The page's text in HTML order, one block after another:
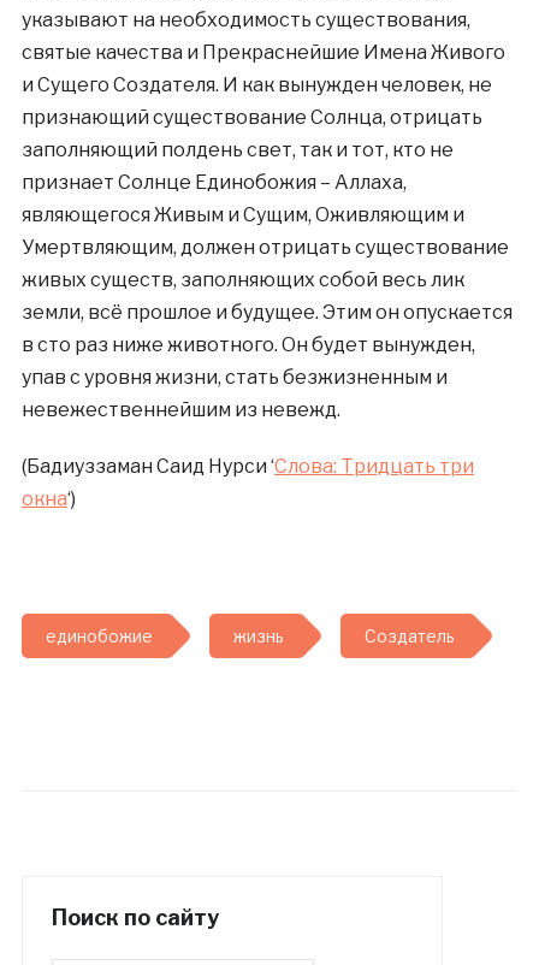
указывают на необходимость существования,
святые качества и Прекраснейшие Имена Живого
и Сущего Создателя. И как вынужден человек, не
признающий существование Солнца, отрицать
заполняющий полдень свет, так и тот, кто не
признает Солнце Единобожия – Аллаха,
являющегося Живым и Сущим, Оживляющим и
Умертвляющим, должен отрицать существование
живых существ, заполняющих собой весь лик
земли, всё прошлое и будущее. Этим он опускается
в сто раз ниже животного. Он будет вынужден,
упав с уровня жизни, стать безжизненным и
невежественнейшим из невежд.
(Бадиуззаман Саид Нурси ‘Слова: Тридцать три
окна‘)
единобожие жизнь Создатель
Поиск по сайту